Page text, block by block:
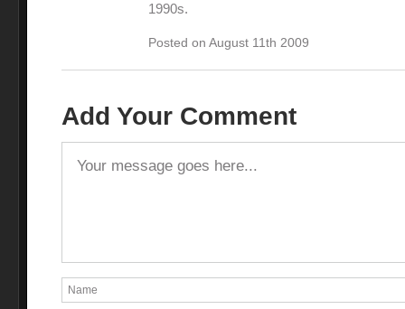
1990s.
Posted on August 11th 2009
Add Your Comment